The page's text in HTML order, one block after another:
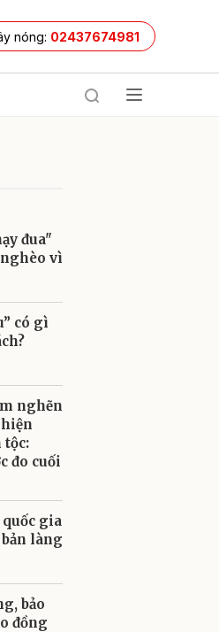
nóng: 02437674981
đua"
vì
có gì
nghẽn
tộc:
đo cuối
gia
làng
bảo
đồng